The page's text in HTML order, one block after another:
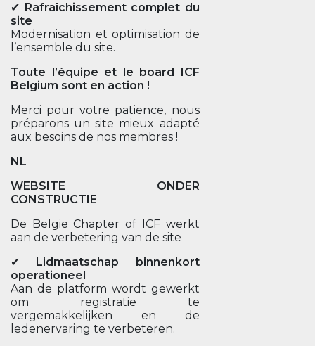
✔ Rafraîchissement complet du
site
Modernisation et optimisation de
l’ensemble du site.
Toute l’équipe et le board ICF
Belgium sont en action !
Merci pour votre patience, nous
préparons un site mieux adapté
aux besoins de nos membres !
NL
WEBSITE ONDER
CONSTRUCTIE
De Belgie Chapter of ICF werkt
aan de verbetering van de site
✔ Lidmaatschap binnenkort
operationeel
Aan de platform wordt gewerkt
om registratie te
vergemakkelijken en de
ledenervaring te verbeteren.